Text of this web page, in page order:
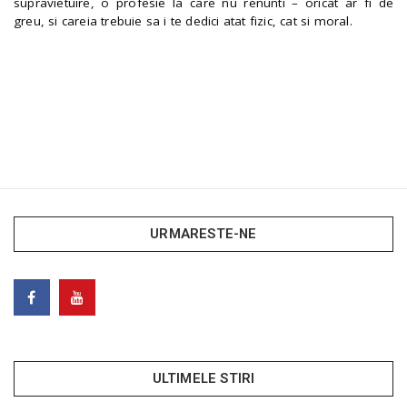
greu, si careia trebuie sa i te dedici atat fizic, cat si moral.
URMARESTE-NE
ULTIMELE STIRI